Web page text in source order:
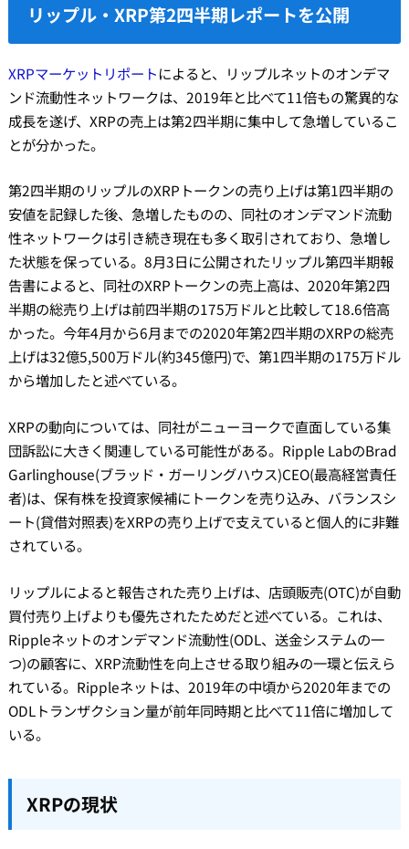
リップル・XRP第2四半期レポートを公開
XRPマーケットリポートによると、リップルネットのオンデマ
ンド流動性ネットワークは、2019年と比べて11倍もの驚異的な
成長を遂げ、XRPの売上は第2四半期に集中して急増しているこ
とが分かった。
第2四半期のリップルのXRPトークンの売り上げは第1四半期の
安値を記録した後、急増したものの、同社のオンデマンド流動
性ネットワークは引き続き現在も多く取引されており、急増し
た状態を保っている。8月3日に公開されたリップル第四半期報
告書によると、同社のXRPトークンの売上高は、2020年第2四
半期の総売り上げは前四半期の175万ドルと比較して18.6倍高
かった。今年4月から6月までの2020年第2四半期のXRPの総売
上げは32億5,500万ドル(約345億円)で、第1四半期の175万ドル
から増加したと述べている。
XRPの動向については、同社がニューヨークで直面している集
団訴訟に大きく関連している可能性がある。Ripple LabのBrad
Garlinghouse(ブラッド・ガーリングハウス)CEO(最高経営責任
者)は、保有株を投資家候補にトークンを売り込み、バランスシ
ート(貸借対照表)をXRPの売り上げで支えていると個人的に非難
されている。
リップルによると報告された売り上げは、店頭販売(OTC)が自動
買付売り上げよりも優先されたためだと述べている。これは、
Rippleネットのオンデマンド流動性(ODL、送金システムの一
つ)の顧客に、XRP流動性を向上させる取り組みの一環と伝えら
れている。Rippleネットは、2019年の中頃から2020年までの
ODLトランザクション量が前年同時期と比べて11倍に増加して
いる。
XRPの現状